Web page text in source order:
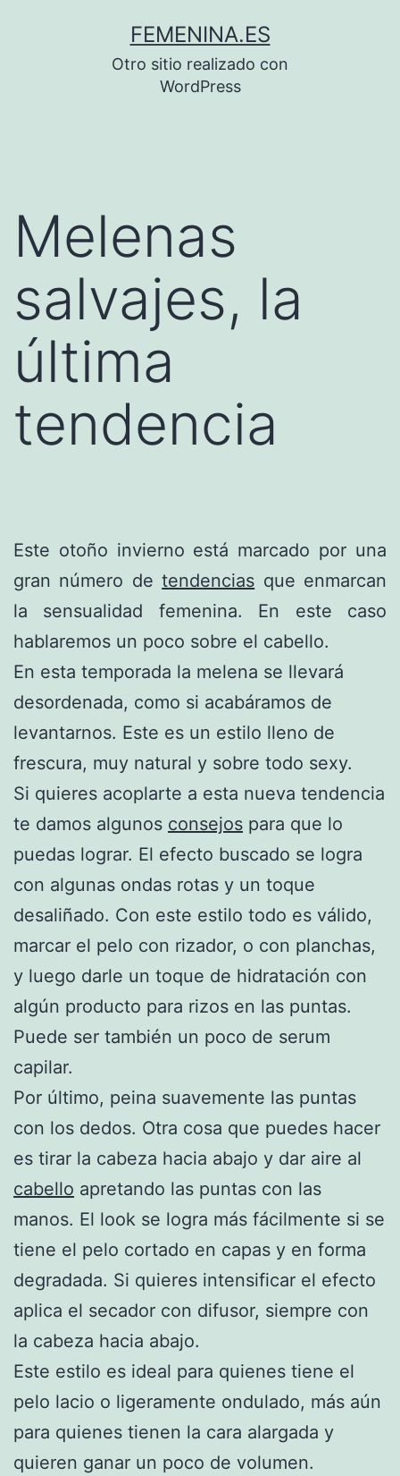
FEMENINA.ES
Otro sitio realizado con
WordPress
Melenas
salvajes, la
última
tendencia
Este otoño invierno está marcado por una
gran número detendencias que enmarcan
la sensualidad femenina. En este caso
hablaremos un poco sobre el cabello.
En esta temporada la melena se llevará
desordenada, como si acabáramos de
levantarnos. Este es un estilo lleno de
frescura, muy natural y sobre todo sexy.
Si quieres acoplarte a esta nueva tendencia
te damos algunos consejos para que lo
puedas lograr. El efecto buscado se logra
con algunas ondas rotas y un toque
desaliñado. Con este estilo todo es válido,
marcar el pelo con rizador, o con planchas,
y luego darle un toque de hidratación con
algún producto para rizos en las puntas.
Puede ser también un poco de serum
capilar.
Por último, peina suavemente las puntas
con los dedos. Otra cosa que puedes hacer
es tirar la cabeza hacia abajo y dar aire al
cabello apretando las puntas con las
manos. El look se logra más fácilmente si se
tiene el pelo cortado en capas y en forma
degradada. Si quieres intensificar el efecto
aplica el secador con difusor, siempre con
la cabeza hacia abajo.
Este estilo es ideal para quienes tiene el
pelo lacio o ligeramente ondulado, más aún
para quienes tienen la cara alargada y
quieren ganar un poco de volumen.